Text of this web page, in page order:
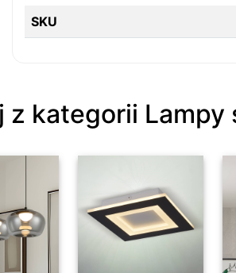
SKU
z kategorii